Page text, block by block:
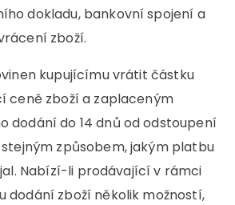
dokladu, bankovní spojení a
zboží.
kupujícímu vrátit částku
ceně zboží a zaplaceným
dodání do 14 dnů od odstoupení
způsobem, jakým platbu
Nabízí-li prodávající v rámci
dodání zboží několik možností,